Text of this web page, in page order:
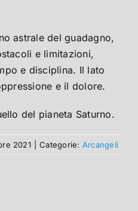
astrale del guadagno,
e limitazioni,
e disciplina. Il lato
e il dolore.
del pianeta Saturno.
2021 Categorie: Arcangeli